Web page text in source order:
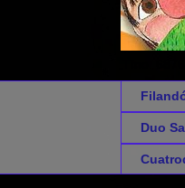
Duo